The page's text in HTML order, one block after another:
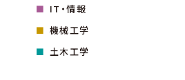
IT・情報
機械工学
土木工学